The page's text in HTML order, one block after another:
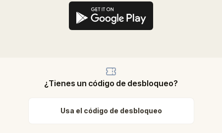
¿Tienes un código de desbloqueo?
Usa el código de desbloqueo